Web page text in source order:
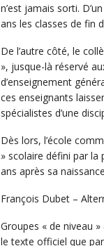
n’est jamais sorti.
ans les classes de fin
De l’autre côté, le
», jusque-là réservé
d’enseignement
ces enseignants
spécialistes d’une
Dès lors, l’école
» scolaire défini par la
ans après sa
François Dubet –
Groupes « de niveau
le texte officiel que